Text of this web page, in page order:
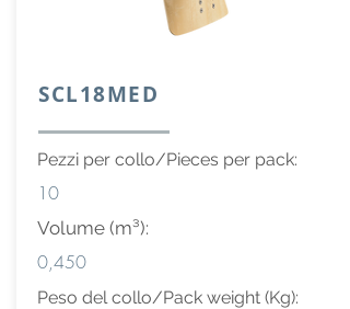
SCL18MED
Pezzi per collo/Pieces per pack:
10
Volume (m³):
0,450
Peso del collo/Pack weight (Kg):